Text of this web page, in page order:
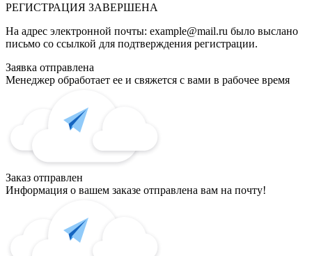
РЕГИСТРАЦИЯ ЗАВЕРШЕНА
На адрес электронной почты: example@mail.ru было выслано
письмо со ссылкой для подтверждения регистрации.
Заявка отправлена
Менеджер обработает ее и свяжется с вами в рабочее время
Заказ отправлен
Информация о вашем заказе отправлена вам на почту!